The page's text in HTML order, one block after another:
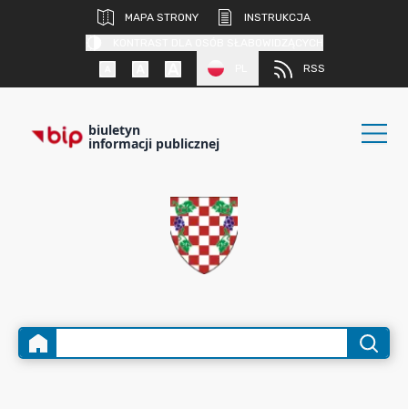
MAPA STRONY
INSTRUKCJA
RSS
biuletyn
informacji publicznej